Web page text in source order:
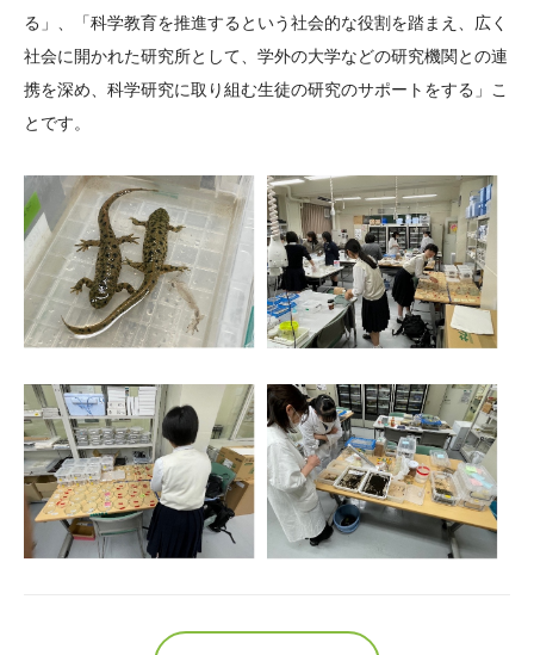
る」、「科学教育を推進するという社会的な役割を踏まえ、広く
社会に開かれた研究所として、学外の大学などの研究機関との連
携を深め、科学研究に取り組む生徒の研究のサポートをする」こ
とです。